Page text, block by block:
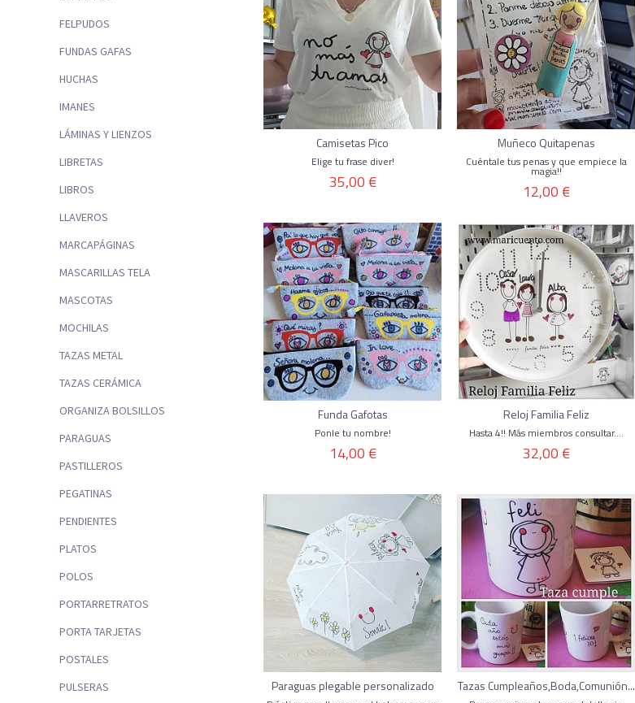
FELPUDOS
FUNDAS GAFAS
HUCHAS
IMANES
LÁMINAS Y LIENZOS
LIBRETAS
LIBROS
LLAVEROS
MARCAPÁGINAS
MASCARILLAS TELA
MASCOTAS
MOCHILAS
TAZAS METAL
TAZAS CERÁMICA
ORGANIZA BOLSILLOS
PARAGUAS
PASTILLEROS
PEGATINAS
PENDIENTES
PLATOS
POLOS
PORTARRETRATOS
PORTA TARJETAS
POSTALES
PULSERAS
Camisetas Pico
Elige tu frase diver!
35,00 €
Muñeco Quitapenas
Cuéntale tus penas y que empiece la
magia!!
12,00 €
Funda Gafotas
Ponle tu nombre!
14,00 €
Reloj Familia Feliz
Hasta 4!! Más miembros consultar....
32,00 €
Paraguas plegable personalizado Tazas Cumpleaños,Boda,Comunión...